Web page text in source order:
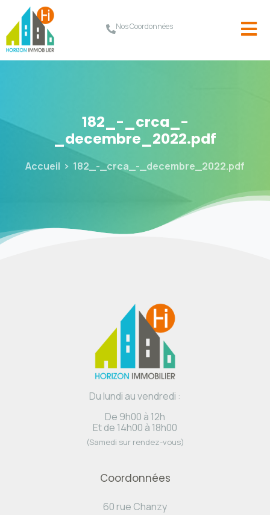
Nos Coordonnées
182_-_crca_-
_decembre_2022.pdf
Accueil 182_-_crca_-_decembre_2022.pdf
Du lundi au vendredi :
De 9h00 à 12h
Et de 14h00 à 18h00
(Samedi sur rendez-vous)
Coordonnées
60 rue Chanzy